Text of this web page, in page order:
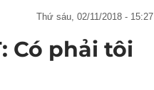
thứ sáu, 02/11/2018 - 15:27
Có phải tôi